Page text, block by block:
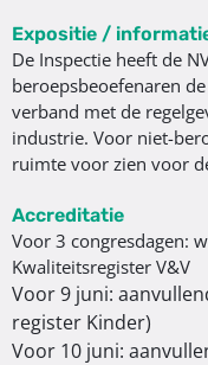
Expositie /
De Inspectie heeft de
beroepsbeoefenaren
verband met de
industrie. Voor niet-
ruimte voor zien voor
Accreditatie
Voor 3 congresdagen:
Kwaliteitsregister V&V
Voor 9 juni:
register Kinder)
Voor 10 juni: